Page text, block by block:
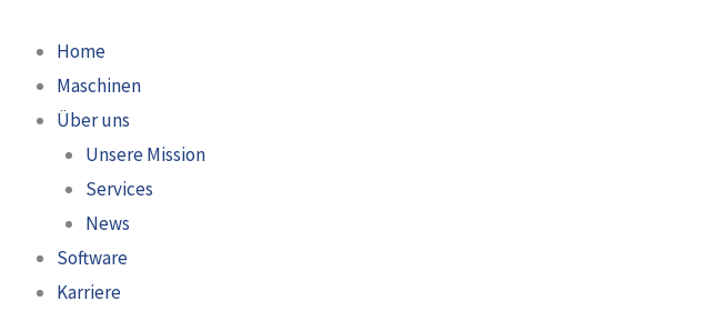
Inhalt
springen
Home
Maschinen
Über uns
Unsere Mission
Services
News
Software
Karriere